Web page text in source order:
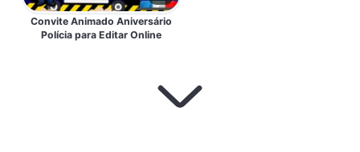
Convite Animado Aniversário
Polícia para Editar Online